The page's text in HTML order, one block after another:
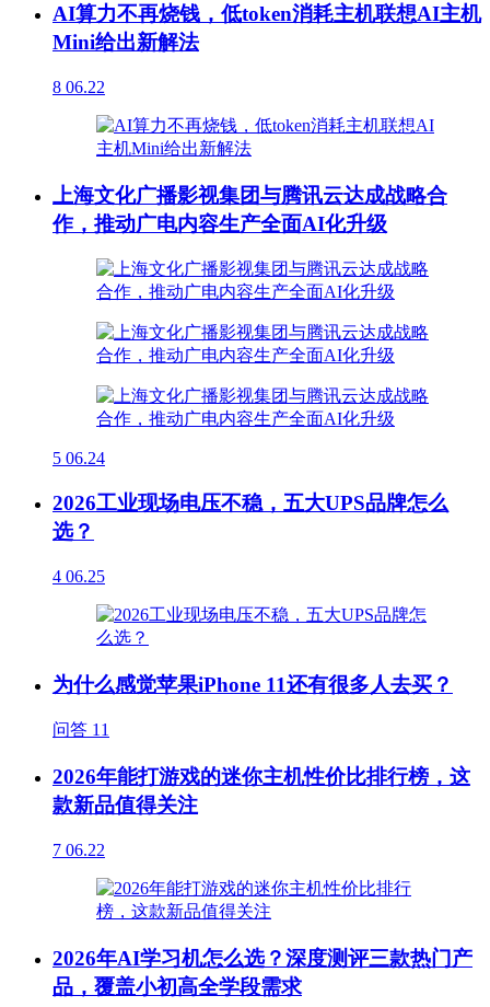
AI算力不再烧钱，低token消耗主机联想AI主机
Mini给出新解法
8 06.22
上海文化广播影视集团与腾讯云达成战略合
作，推动广电内容生产全面AI化升级
5 06.24
2026工业现场电压不稳，五大UPS品牌怎么
选？
4 06.25
为什么感觉苹果iPhone 11还有很多人去买？
问答 11
2026年能打游戏的迷你主机性价比排行榜，这
款新品值得关注
7 06.22
2026年AI学习机怎么选？深度测评三款热门产
品，覆盖小初高全学段需求